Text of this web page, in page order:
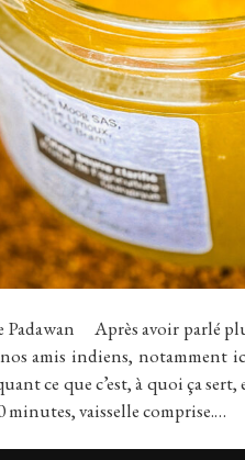
Après avoir parlé
amis indiens, notamment
ce que c’est, à quoi ça
minutes, vaisselle comprise.…